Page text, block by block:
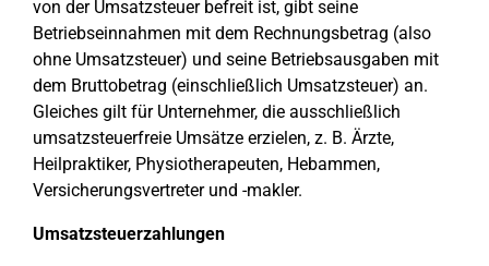
von der Umsatzsteuer befreit ist, gibt seine
Betriebseinnahmen mit dem Rechnungsbetrag (also
ohne Umsatzsteuer) und seine Betriebsausgaben mit
dem Bruttobetrag (einschließlich Umsatzsteuer) an.
Gleiches gilt für Unternehmer, die ausschließlich
umsatzsteuerfreie Umsätze erzielen, z. B. Ärzte,
Heilpraktiker, Physiotherapeuten, Hebammen,
Versicherungsvertreter und -makler.
Umsatzsteuerzahlungen